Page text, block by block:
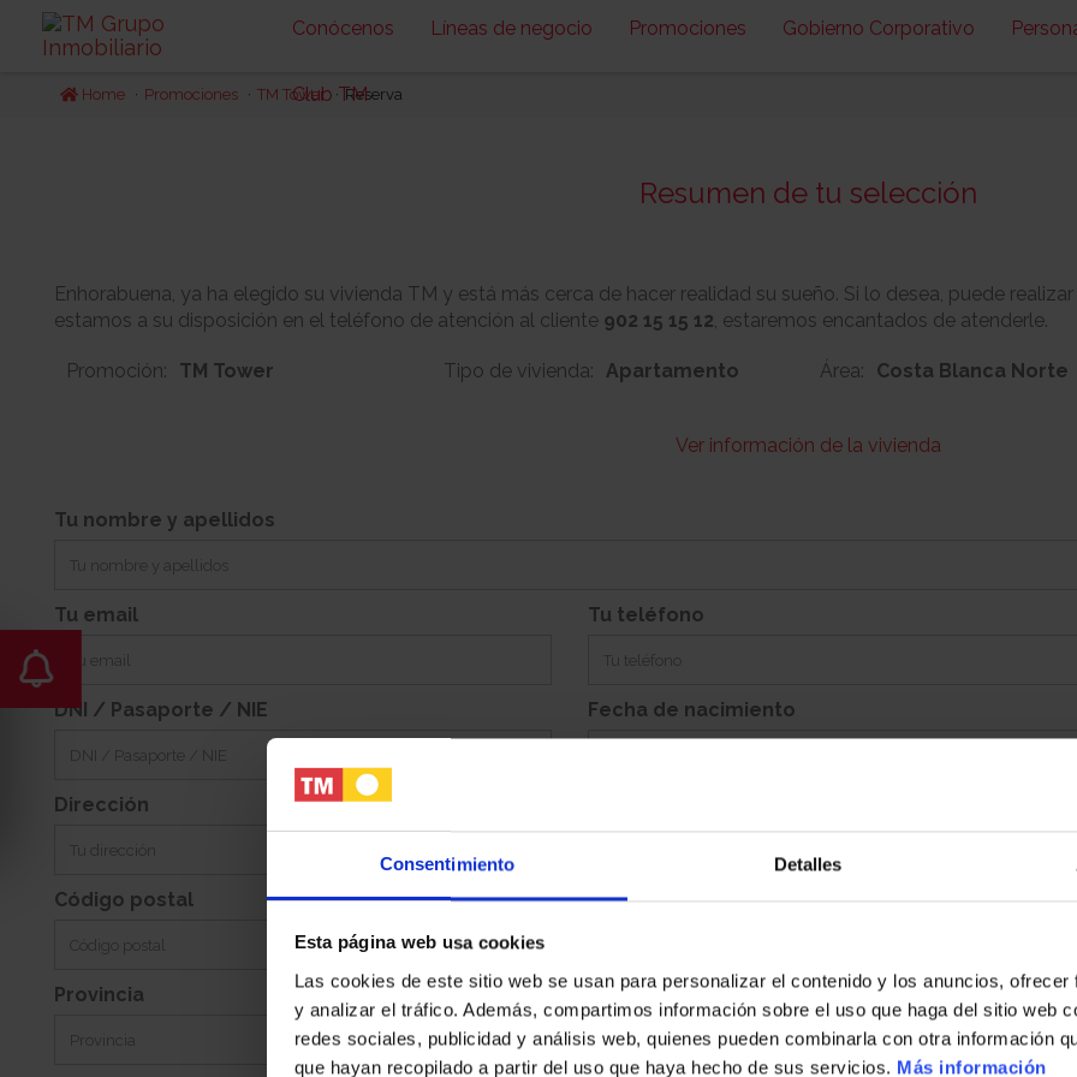
Consentimiento Detalles
Esta página web usa cookies
Las cookies de este sitio web se usan para personalizar el contenido y los anuncios,
y analizar el tráfico. Además, compartimos información sobre el uso que haga del sitio web
redes sociales, publicidad y análisis web, quienes pueden combinarla con otra información
que hayan recopilado a partir del uso que haya hecho de sus servicios. Más información
Conócenos Líneas de negocio Promociones Gobierno Corporativo
Club TM
Home Promociones TM Tower Reserva
Resumen de tu selección
Enhorabuena, ya ha elegido su vivienda TM y está más cerca de hacer realidad su sueño. Si lo desea, puede
estamos a su disposición en el teléfono de atención al cliente 902 15 15 12, estaremos encantados de atenderle.
Promoción: TM Tower Tipo de vivienda: Apartamento Área: Costa Blanca Norte
Ver información de la vivienda
1
Jardin: -
Tu nombre y apellidos
Tu email Tu teléfono
DNI / Pasaporte / NIE Fecha de nacimiento
Dirección
Código postal Población
Provincia País